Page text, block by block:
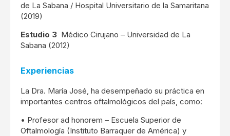
de La Sabana / Hospital Universitario de la Samaritana
(2019)
Estudio 3 Médico Cirujano – Universidad de La
Sabana (2012)
Experiencias
La Dra. María José, ha desempeñado su práctica en
importantes centros oftalmológicos del país, como:
• Profesor ad honorem – Escuela Superior de
Oftalmología (Instituto Barraquer de América) y